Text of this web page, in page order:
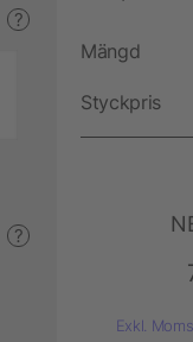
?
?
Mängd
Styckpris
Exkl. Moms.